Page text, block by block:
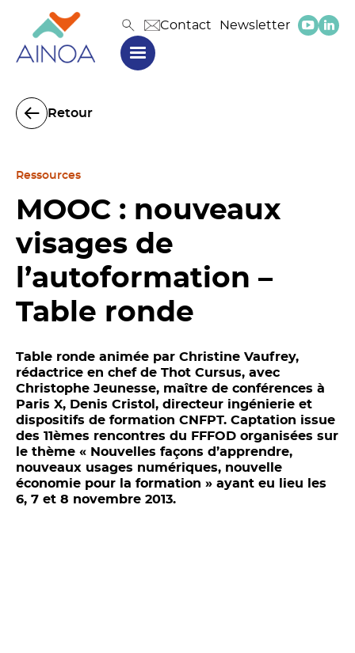
Contact Newsletter
Retour
Ressources
MOOC : nouveaux
visages de
l’autoformation –
Table ronde
Table ronde animée par Christine Vaufrey,
rédactrice en chef de Thot Cursus, avec
Christophe Jeunesse, maître de conférences à
Paris X, Denis Cristol, directeur ingénierie et
dispositifs de formation CNFPT. Captation issue
des 11èmes rencontres du FFFOD organisées sur
le thème « Nouvelles façons d’apprendre,
nouveaux usages numériques, nouvelle
économie pour la formation » ayant eu lieu les
6, 7 et 8 novembre 2013.